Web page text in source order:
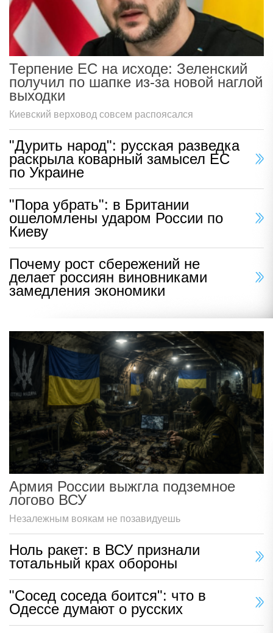
Терпение ЕС на исходе: Зеленский
получил по шапке из-за новой наглой
выходки
Киевский верховод совсем распоясался
"Дурить народ": русская разведка
раскрыла коварный замысел ЕС
по Украине
"Пора убрать": в Британии
ошеломлены ударом России по
Киеву
Почему рост сбережений не
делает россиян виновниками
замедления экономики
Армия России выжгла подземное
логово ВСУ
Незалежным воякам не позавидуешь
Ноль ракет: в ВСУ признали
тотальный крах обороны
"Сосед соседа боится": что в
Одессе думают о русских